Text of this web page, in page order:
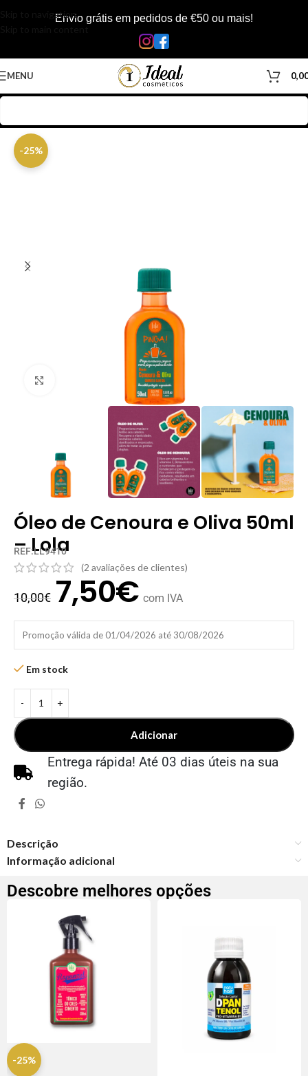
Skip to navigationEnvio grátis em pedidos de €50 ou mais!
MENU
-25%
Óleo de Cenoura e Oliva 50ml
– Lola
REF:LL9410
(2 avaliações de clientes)
10,00€ 7,50€ com IVA
Promoção válida de 01/04/2026 até 30/08/2026
Em stock
Adicionar
Entrega rápida! Até 03 dias úteis na sua
região.
Descrição
Informação adicional
Descobre melhores opções
-25%